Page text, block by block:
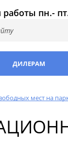
пн.-
ДИЛЕРАМ
мест на